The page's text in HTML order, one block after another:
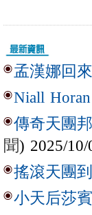
孟漢娜回來
Niall
傳奇天團
聞) 2025/10/
搖滾天團
小天后莎